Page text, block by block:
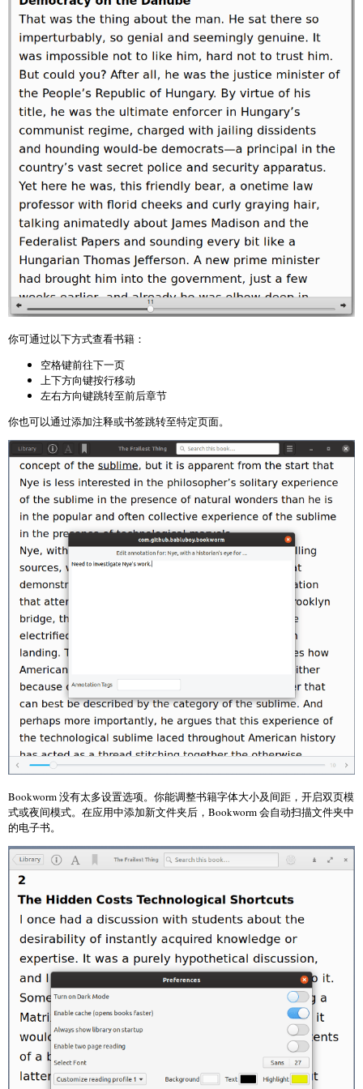
你可通过以下方式查看书籍：
空格键前往下一页
上下方向键按行移动
左右方向键跳转至前后章节
你也可以通过添加注释或书签跳转至特定页面。
Bookworm 没有太多设置选项。你能调整书籍字体大小及间距，开启双页模
式或夜间模式。在应用中添加新文件夹后，Bookworm 会自动扫描文件夹中
的电子书。